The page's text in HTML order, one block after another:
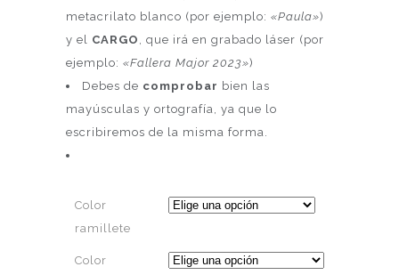
metacrilato blanco (por ejemplo: «Paula»)
y el CARGO
, que irá en grabado láser (por
ejemplo: «Fallera Major 2023»)
Debes de comprobar bien las
mayúsculas y ortografía, ya que lo
escribiremos de la misma forma.
Color
ramillete
Color